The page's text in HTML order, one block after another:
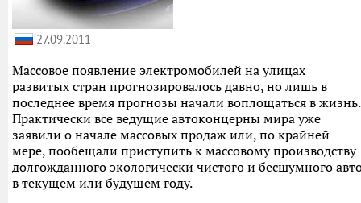
27.09.2011
Массовое появление электромобилей на улицах
развитых стран прогнозировалось давно, но лишь в
последнее время прогнозы начали воплощаться в жизнь.
Практически все ведущие автоконцерны мира уже
заявили о начале массовых продаж или, по крайней
мере, пообещали приступить к массовому производству
долгожданного экологически чистого и бесшумного
в текущем или будущем году.